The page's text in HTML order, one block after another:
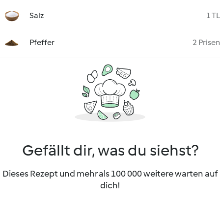
Salz 1 TL
Pfeffer 2 Prisen
Gefällt dir, was du siehst?
Dieses Rezept und mehr als 100 000 weitere warten auf
dich!